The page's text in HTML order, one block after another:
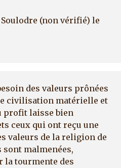
(non vérifié) le
des valeurs prônées
civilisation matérielle et
profit laisse bien
ceux qui ont reçu une
valeurs de la religion de
malmenées,
tourmente des